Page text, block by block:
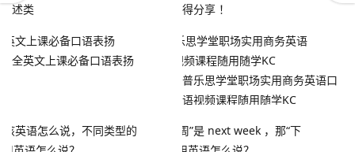
述类
得分享 ！
全英文上课必备口语表扬
普乐思学堂职场实用商务英语口
语视频课程随用随学KC